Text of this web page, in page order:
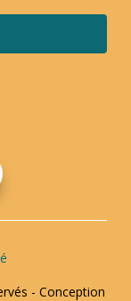
- Conception